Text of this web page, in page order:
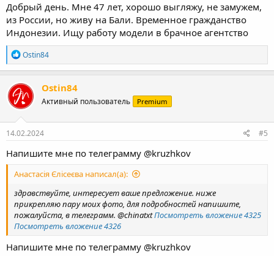
Добрый день. Мне 47 лет, хорошо выгляжу, не замужем,
из России, но живу на Бали. Временное гражданство
Индонезии. Ищу работу модели в брачное агентство
Р
е
а
к
ц
и
и
:
Ostin84
Ostin84
Активный пользователь Premium
14.02.2024 #5
Напишите мне по телеграмму @kruzhkov
Анастасія Єлісеєва написал(а):
здравствуйте, интересует ваше предложение. ниже
прикрепляю пару моих фото, для подробностей напишите,
пожалуйста, в телеграмм. @chinatxtПосмотреть вложение 4325
Посмотреть вложение 4326
Напишите мне по телеграмму @kruzhkov